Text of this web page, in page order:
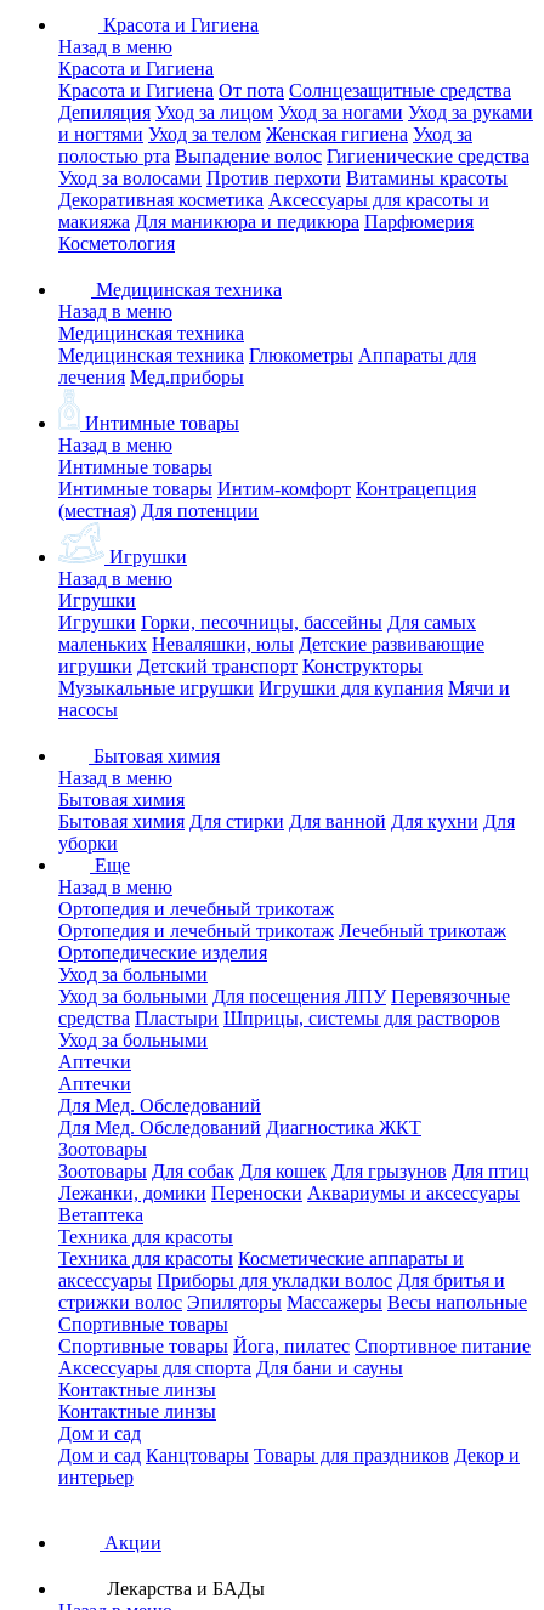
Красота и Гигиена
Назад в меню
Красота и Гигиена
Красота и Гигиена От пота Солнцезащитные средства
Депиляция Уход за лицом Уход за ногами Уход за руками
и ногтями Уход за телом Женская гигиена Уход за
полостью рта Выпадение волос Гигиенические средства
Уход за волосами Против перхоти Витамины красоты
Декоративная косметика Аксессуары для красоты и
макияжа Для маникюра и педикюра Парфюмерия
Косметология
Медицинская техника
Назад в меню
Медицинская техника
Медицинская техника Глюкометры Аппараты для
лечения Мед.приборы
Интимные товары
Назад в меню
Интимные товары
Интимные товары Интим-комфорт Контрацепция
(местная) Для потенции
Игрушки
Назад в меню
Игрушки
Игрушки Горки, песочницы, бассейны Для самых
маленьких Неваляшки, юлы Детские развивающие
игрушки Детский транспорт Конструкторы
Музыкальные игрушки Игрушки для купания Мячи и
насосы
Бытовая химия
Назад в меню
Бытовая химия
Бытовая химия Для стирки Для ванной Для кухни Для
уборки
Еще
Назад в меню
Ортопедия и лечебный трикотаж
Ортопедия и лечебный трикотаж Лечебный трикотаж
Ортопедические изделия
Уход за больными
Уход за больными Для посещения ЛПУ Перевязочные
средства Пластыри Шприцы, системы для растворов
Уход за больными
Аптечки
Аптечки
Для Мед. Обследований
Для Мед. Обследований Диагностика ЖКТ
Зоотовары
Зоотовары Для собак Для кошек Для грызунов Для птиц
Лежанки, домики Переноски Аквариумы и аксессуары
Ветаптека
Техника для красоты
Техника для красоты Косметические аппараты и
аксессуары Приборы для укладки волос Для бритья и
стрижки волос Эпиляторы Массажеры Весы напольные
Спортивные товары
Спортивные товары Йога, пилатес Спортивное питание
Аксессуары для спорта Для бани и сауны
Контактные линзы
Контактные линзы
Дом и сад
Дом и сад Канцтовары Товары для праздников Декор и
интерьер
Акции
Лекарства и БАДы